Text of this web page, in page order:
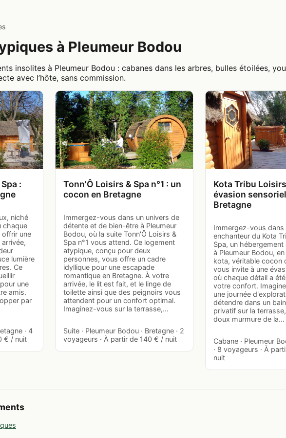
à Pleumeur Bodou
insolites à Pleumeur Bodou : cabanes dans les arbres, bulles étoilées,
avec l’hôte, sans commission.
:
niché
chaque
offrir une
lumière
Ce
une
amis.
par
· 4
€ / nuit
Tonn'Ô Loisirs & Spa n°1 : un
cocon en Bretagne
Immergez-vous dans un univers de
détente et de bien-être à Pleumeur
Bodou, où la suite Tonn'Ô Loisirs &
Spa n°1 vous attend. Ce logement
atypique, conçu pour deux
personnes, vous offre un cadre
idyllique pour une escapade
romantique en Bretagne. À votre
arrivée, le lit est fait, et le linge de
toilette ainsi que des peignoirs vous
attendent pour un confort optimal.
Imaginez-vous sur la terrasse,…
Suite · Pleumeur Bodou · Bretagne · 2
voyageurs · À partir de 140 € / nuit
Kota Tribu
évasion
Bretagne
Immergez-vous dans
enchanteur du Kota
Spa, un
à Pleumeur Bodou,
kota, véritable cocon
vous invite à une
où chaque détail a
votre confort.
une journée
détendre dans un
privatif sur la
doux murmure de la…
Cabane · Pleumeur
· 8 voyageurs · À
nuit